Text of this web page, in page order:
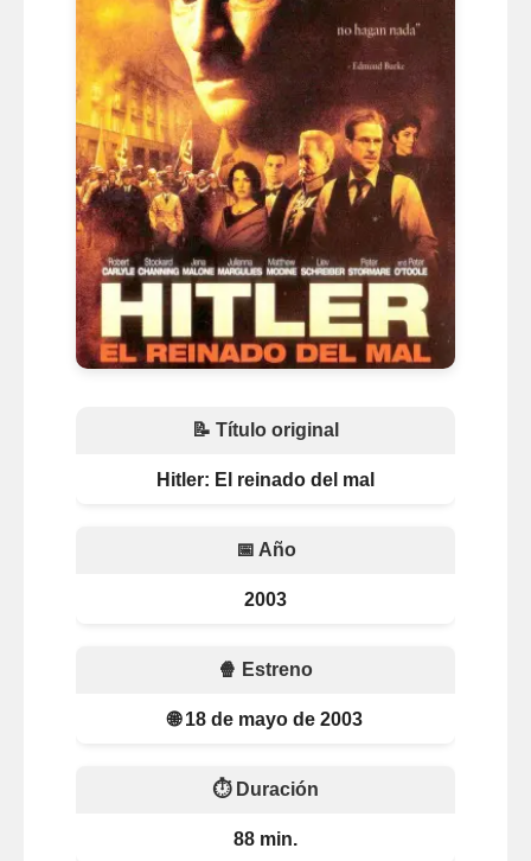
📝 Título original
Hitler: El reinado del mal
📅 Año
2003
🍿 Estreno
🌐 18 de mayo de 2003
⏱️ Duración
88 min.